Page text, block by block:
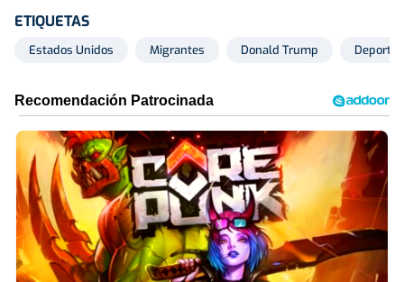
ETIQUETAS
Estados Unidos Migrantes Donald Trump